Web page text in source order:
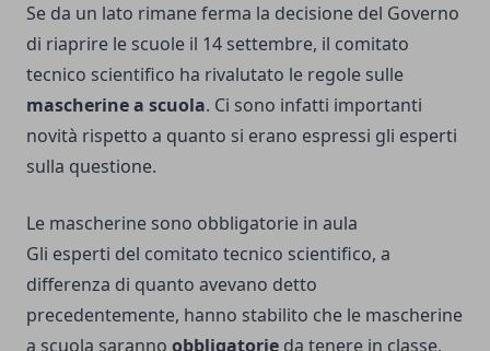
Se da un lato rimane ferma la decisione del Governo
di riaprire le scuole il 14 settembre, il comitato
tecnico scientifico ha rivalutato le regole sulle
mascherine a scuola. Ci sono infatti importanti
novità rispetto a quanto si erano espressi gli esperti
sulla questione.
Le mascherine sono obbligatorie in aula
Gli esperti del comitato tecnico scientifico, a
differenza di quanto avevano detto
precedentemente, hanno stabilito che le mascherine
a scuola saranno obbligatorie da tenere in classe,